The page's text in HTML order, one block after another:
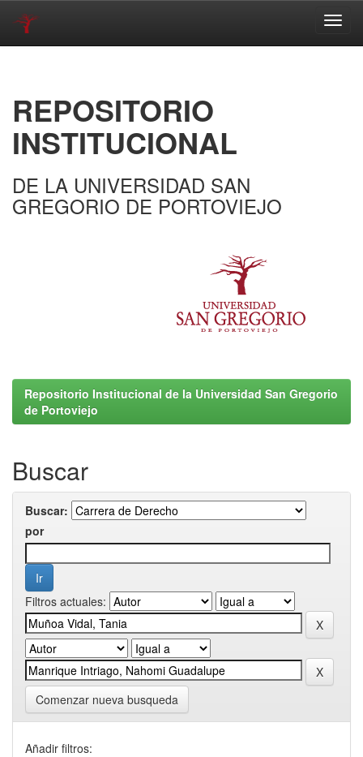
REPOSITORIO
INSTITUCIONAL
DE LA UNIVERSIDAD SAN
GREGORIO DE PORTOVIEJO
Repositorio Institucional de la Universidad San Gregorio
de Portoviejo
Buscar
Buscar:
por
Filtros actuales:
Comenzar nueva busqueda
Añadir filtros: